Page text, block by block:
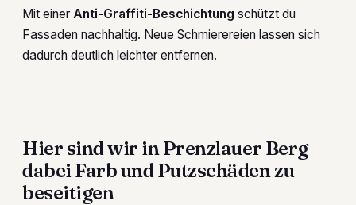
Mit einer Anti-Graffiti-Beschichtung schützt du
Fassaden nachhaltig. Neue Schmierereien lassen sich
dadurch deutlich leichter entfernen.
Hier sind wir in Prenzlauer Berg
dabei Farb und Putzschäden zu
beseitigen